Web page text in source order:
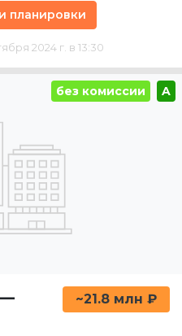
планировки
2024 г. в 13:30
без комиссии A
~21.8 млн ₽